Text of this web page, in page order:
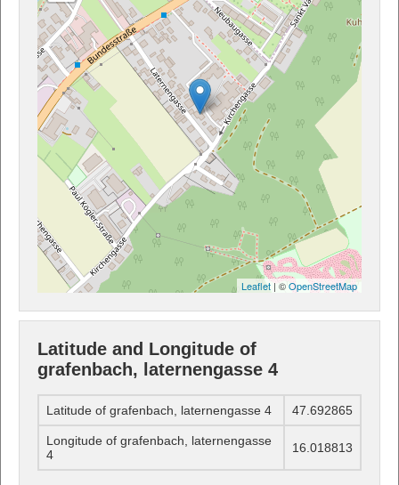
Leaflet| ©OpenStreetMap
Latitude and Longitude of
grafenbach, laternengasse 4
Latitude of grafenbach, laternengasse 4 47.692865
Longitude of grafenbach, laternengasse
4
16.018813